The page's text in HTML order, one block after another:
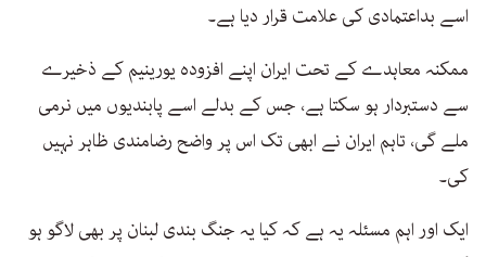
اسے بداعتمادی کی علامت قرار دیا ہے۔
ممکنہ معاہدے کے تحت ایران اپنے افزودہ یورینیم کے ذخیرے
سے دستبردار ہو سکتا ہے، جس کے بدلے اسے پابندیوں میں نرمی
ملے گی، تاہم ایران نے ابھی تک اس پر واضح رضامندی ظاہر نہیں
کی۔
ایک اور اہم مسئلہ یہ ہے کہ کیا یہ جنگ بندی لبنان پر بھی لاگو ہو